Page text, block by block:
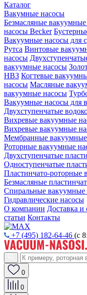
Каталог
Вакумные насосы
Безмасляные
насосы Becker
Вакуумные насосы для
Рутса Винтовые
насосы
вакуумные насосы
НВЗ Когтевые
насосы Масляные
вакуумные насосы
Вакуумные насосы для
Двухступенчатые
Вихревые вакуумные
Вихревые вакуумные
Мембранные
Роторные вакуумные
Двухступенчатые
Одноступенчатые
Пластинчато-роторные
Безмасляные
Спиральные вакуумные
Гидравлические насосы
О компании Доставка и
статьи Контакты
+7 (495) 182-64-46 (с
0
0